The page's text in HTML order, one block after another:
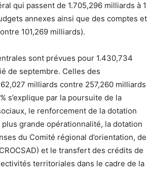
qui passent de 1.705,296 milliards à 1
annexes ainsi que des comptes et
101,269 milliards).
sont prévues pour 1.430,734
de septembre. Celles des
milliards contre 257,260 milliards
s’explique par la poursuite de la
le renforcement de la dotation
grande opérationnalité, la dotation
du Comité régional d’orientation, de
et le transfert des crédits de
territoriales dans le cadre de la